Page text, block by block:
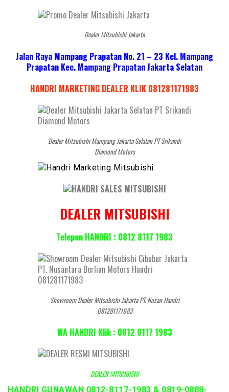
Dealer Mitsubishi Jakarta
Jalan Raya Mampang Prapatan No. 21 – 23 Kel. Mampang
Prapatan Kec. Mampang Prapatan Jakarta Selatan
HANDRI MARKETING DEALER KLIK 081281171983
Dealer Mitsubishi Mampang Jakarta Selatan PT Srikandi
Diamond Motors
DEALER MITSUBISHI
Telepon HANDRI : 0812 8117 1983
Showroom Dealer Mitsubishi Jakarta PT. Nusan Handri
081281171983
WA HANDRI Klik : 0812 8117 1983
DEALER MITSUBISHI
HANDRI GUNAWAN 0812-8117-1983 & 0819-0888-